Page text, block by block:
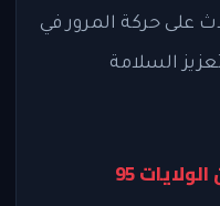
على حركة المرور في
السلامة
95